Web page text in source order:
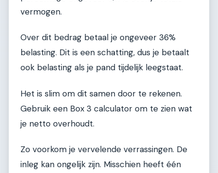
vermogen.
Over dit bedrag betaal je ongeveer 36%
belasting. Dit is een schatting, dus je betaalt
ook belasting als je pand tijdelijk leegstaat.
Het is slim om dit samen door te rekenen.
Gebruik een Box 3 calculator om te zien wat
je netto overhoudt.
Zo voorkom je vervelende verrassingen. De
inleg kan ongelijk zijn. Misschien heeft één